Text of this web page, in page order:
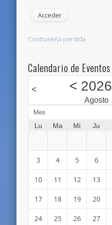
Contraseña perdida
Calendario de
< < 2026
Agosto
Mes
Lu Ma Mi Ju
3 4 5 6
10 11 12 13
17 18 19 20
24 25 26 27